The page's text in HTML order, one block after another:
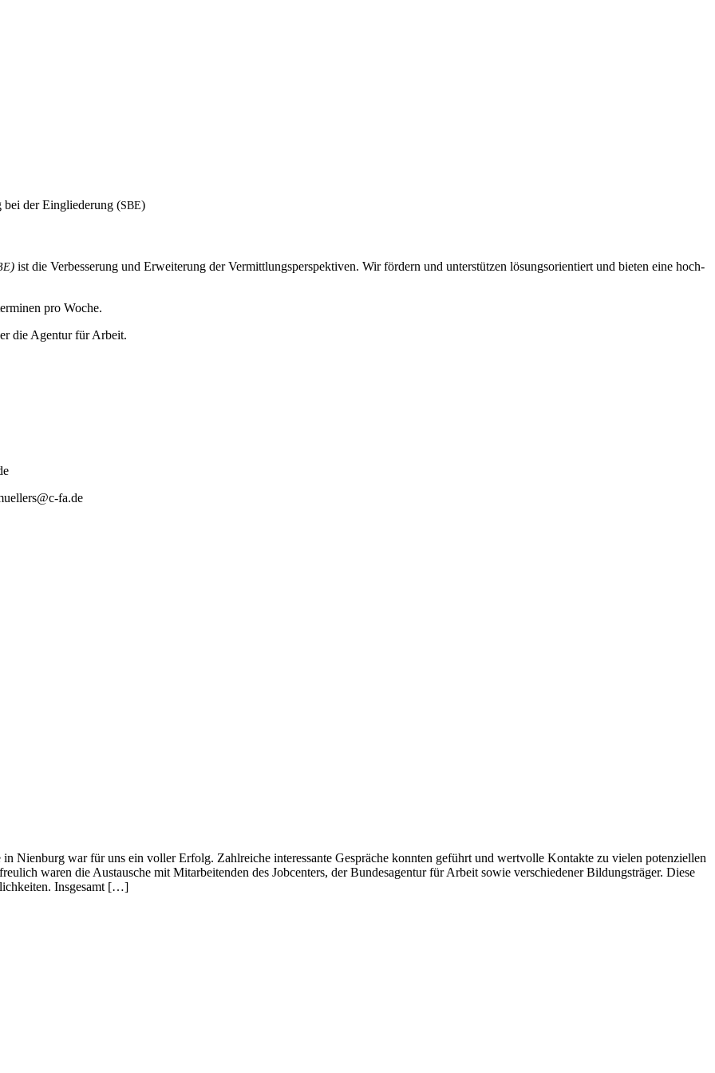
bei der Ein­glie­de­rung (SBE)
) ist die Ver­bes­se­rung und Erwei­te­rung der Ver­mitt­lungs­per­spek­ti­ven. Wir för­dern und unter­stüt­zen lösungs­ori­en­tiert und bie­ten eine hoch­
pro Woche.
die Agen­tur für Arbeit.
Nien­burg war für uns ein vol­ler Erfolg. Zahl­rei­che inter­es­san­te Gesprä­che konn­ten geführt und wert­vol­le Kon­tak­te zu vie­len poten­zi­el­len
waren die Aus­tau­sche mit Mit­ar­bei­ten­den des Job­cen­ters, der Bun­des­agen­tur für Arbeit sowie ver­schie­de­ner Bil­dungs­trä­ger. Die­se
Insgesamt […]